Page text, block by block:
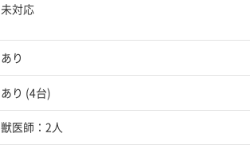
未対応
あり
あり (4台)
獣医師：2人